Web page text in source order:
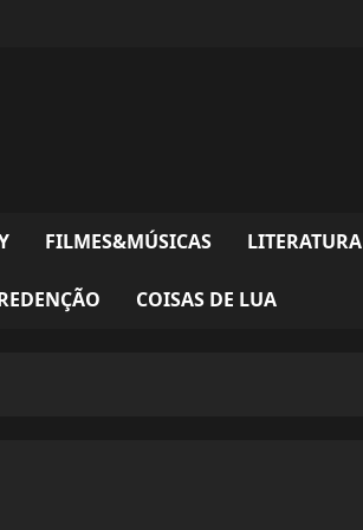
FILMES&MÚSICAS LITERATURA
COISAS DE LUA